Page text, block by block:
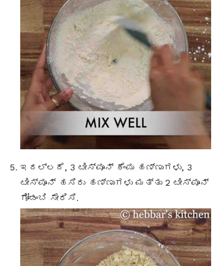
ಇದಲ್ಲದೆ, 3 ಟೀಸ್ಪೂನ್ ಕೆಂಪು ಹಣ್ಣುಗಳು, 3
ಟೀಸ್ಪೂನ್ ಹಸಿರು ಹಣ್ಣುಗಳು ಮತ್ತು 2 ಟೀಸ್ಪೂನ್
ಗೋಡಂಬಿ ಸೇರಿಸಿ.